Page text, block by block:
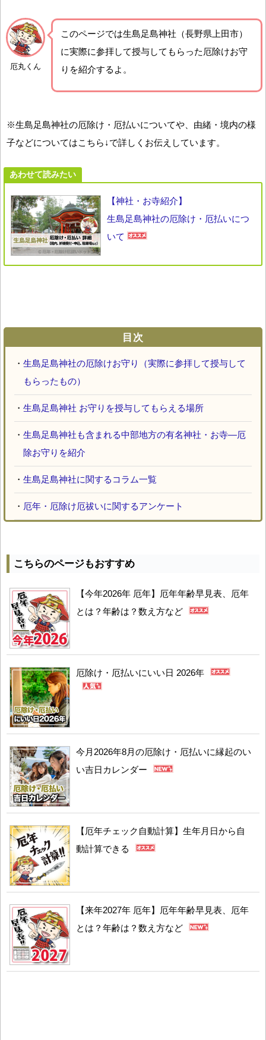
厄丸くん
このページでは生島足島神社（長野県上田市）
に実際に参拝して授与してもらった厄除けお守
りを紹介するよ。
※生島足島神社の厄除け・厄払いについてや、由緒・境内の様
子などについてはこちら↓で詳しくお伝えしています。
あわせて読みたい
【神社・お寺紹介】
生島足島神社の厄除け・厄払いにつ
いて
目次
・ 生島足島神社の厄除けお守り（実際に参拝して授与して
もらったもの）
・ 生島足島神社 お守りを授与してもらえる場所
・ 生島足島神社も含まれる中部地方の有名神社・お寺―厄
除お守りを紹介
・ 生島足島神社に関するコラム一覧
・ 厄年・厄除け厄祓いに関するアンケート
こちらのページもおすすめ
【今年2026年 厄年】厄年年齢早見表、厄年
とは？年齢は？数え方など
厄除け・厄払いにいい日 2026年
今月2026年8月の厄除け・厄払いに縁起のい
い吉日カレンダー
【厄年チェック自動計算】生年月日から自
動計算できる
【来年2027年 厄年】厄年年齢早見表、厄年
とは？年齢は？数え方など